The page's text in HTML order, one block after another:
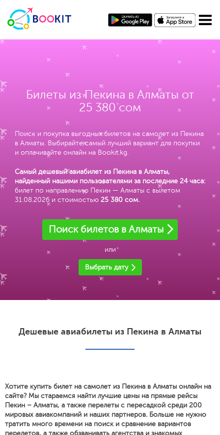
Билеты из Пекина в Алматы от
25 380 сом
Поиск и покупка выгодных билетов на самолет из Пекина
в Алматы. Выбирайте самый лучший вариант для покупки
и оплачивайте онлайн на Bookit.kg.
Самый дешевый авиабилет из Пекина в Алматы,
найденный нашими пользователями за последние 24 часа:
билет по направлению Пекин — Алматы с вылетом
31.08.2026 и стоимостью 25 380 сом.
Поиск билетов в Алматы
или
Выбрать дату
Дешевые авиабилеты из Пекина в Алматы
Хотите купить билет на самолет из Пекина в Алматы онлайн на
сайте? Мы стараемся найти лучшие цены на прямые рейсы
Пекин – Алматы, а также перелеты с пересадкой среди 200
мировых авиакомпаний и наших партнеров. Больше не нужно
тратить много времени на поиск и сравнение вариантов
перелетов, а также обзванивать агентства и знакомых